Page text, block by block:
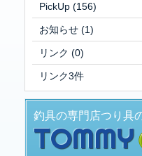
PickUp (156)
お知らせ (1)
リンク (0)
リンク3件
釣具の専門店つり具
TOMMY